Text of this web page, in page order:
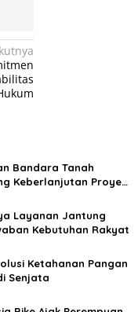
Bandara Tanah
Keberlanjutan Proyek
Layanan Jantung
Kebutuhan Rakyat
Ketahanan Pangan
Senjata